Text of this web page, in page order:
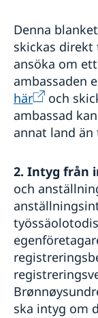
Denna
skickas direkt
ansöka om
ambassaden
här
och
ambassad
annat land än
2. Intyg från
och
ska intyg om